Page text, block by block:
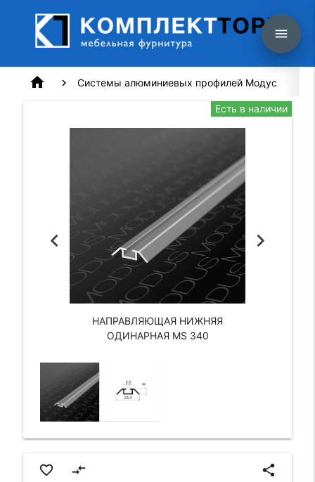
menu
home Системы алюминиевых профилей Модус
Есть в наличии
НАПРАВЛЯЮЩАЯ НИЖНЯЯ
ОДИНАРНАЯ MS 340
favorite_border compare_arrows share